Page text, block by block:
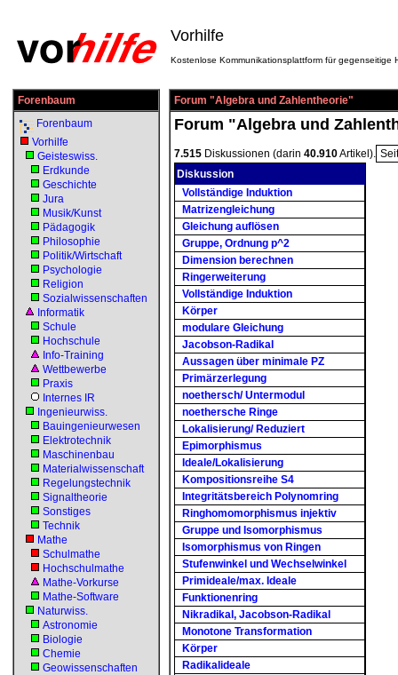
Vorhilfe
Kostenlose Kommunikationsplattform für gegenseitige
Forenbaum
Forenbaum
Vorhilfe
Geisteswiss.
Erdkunde
Geschichte
Jura
Musik/Kunst
Pädagogik
Philosophie
Politik/Wirtschaft
Psychologie
Religion
Sozialwissenschaften
Informatik
Schule
Hochschule
Info-Training
Wettbewerbe
Praxis
Internes IR
Ingenieurwiss.
Bauingenieurwesen
Elektrotechnik
Maschinenbau
Materialwissenschaft
Regelungstechnik
Signaltheorie
Sonstiges
Technik
Mathe
Schulmathe
Hochschulmathe
Mathe-Vorkurse
Mathe-Software
Naturwiss.
Astronomie
Biologie
Chemie
Geowissenschaften
Forum "Algebra und Zahlentheorie"
Forum "Algebra und
7.515 Diskussionen (darin 40.910Artikel).
Diskussion
Vollständige Induktion
Matrizengleichung
Gleichung auflösen
Gruppe, Ordnung p^2
Dimension berechnen
Ringerweiterung
Vollständige Induktion
Körper
modulare Gleichung
Jacobson-Radikal
Aussagen über minimale PZ
Primärzerlegung
noethersch/ Untermodul
noethersche Ringe
Lokalisierung/ Reduziert
Epimorphismus
Ideale/Lokalisierung
Kompositionsreihe S4
Integritätsbereich Polynomring
Ringhomomorphismus injektiv
Gruppe und Isomorphismus
Isomorphismus von Ringen
Stufenwinkel und Wechselwinkel
Primideale/max. Ideale
Funktionenring
Nikradikal, Jacobson-Radikal
Monotone Transformation
Körper
Radikalideale